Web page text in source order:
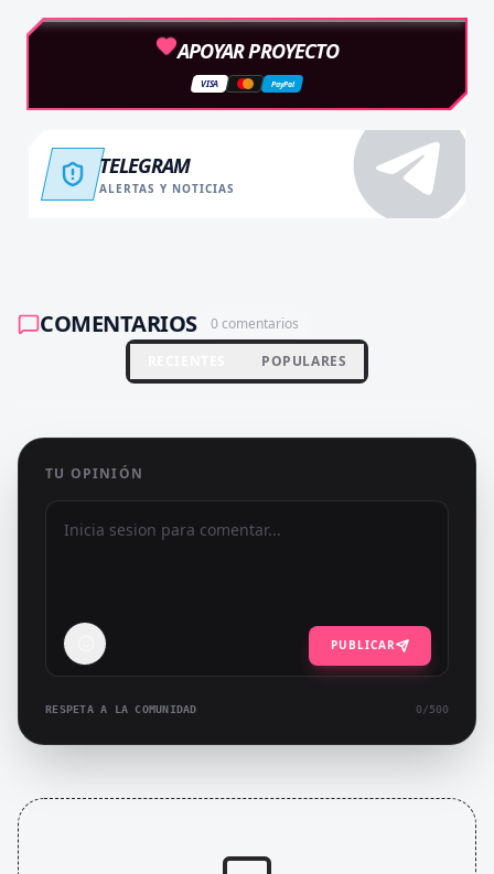
APOYAR PROYECTO
VISA PayPal
TELEGRAM
ALERTAS Y NOTICIAS
COMENTARIOS 0 comentarios
POPULARES
TU OPINIÓN
PUBLICAR
RESPETA A LA COMUNIDAD 0 /500